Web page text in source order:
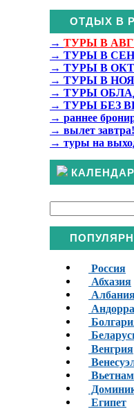
ОТДЫХ В
→ ТУРЫ В
→ ТУРЫ В
→ ТУРЫ В
→ ТУРЫ В
→ ТУРЫ
→ ТУРЫ БЕЗ
→ раннее
→ вылет завтра!
→ туры на
Россия
Абхазия
Андорра
Венгрия
Вьетнам
Египет